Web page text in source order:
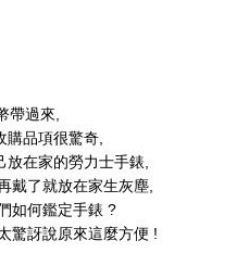
帶過來,
品項很驚奇,
在家的勞力士手錶,
戴了就放在家生灰塵,
如何鑑定手錶 ?
驚訝說原來這麼方便 !